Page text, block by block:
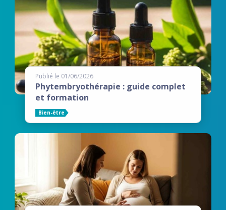
Publié le 01/06/2026
Phytembryothérapie : guide complet
et formation
Bien-être